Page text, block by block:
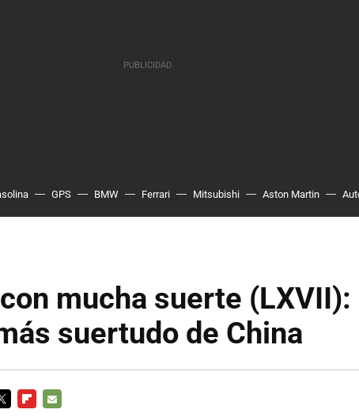
GPS BMW Ferrari Mitsubishi Aston Martin
mucha suerte (LXVII):
suertudo de China